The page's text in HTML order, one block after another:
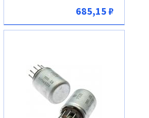
В корзину
685,15 ₽